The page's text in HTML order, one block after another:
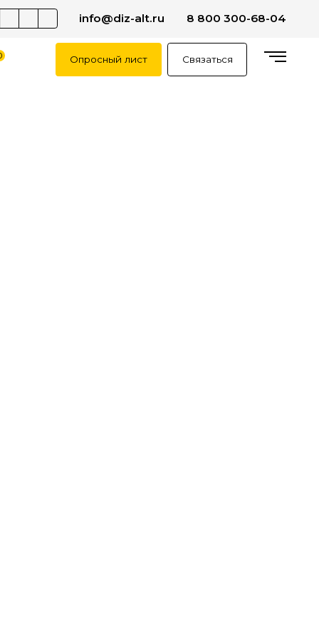
info@diz-alt.ru 8 800 300-68-04
Опросный лист Связаться